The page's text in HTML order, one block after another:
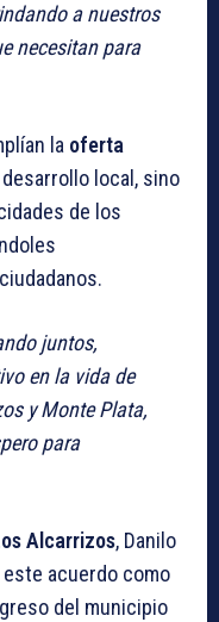
a nuestros
necesitan para
la oferta
local, sino
de los
juntos,
en la vida de
y Monte Plata,
para
Alcarrizos, Danilo
acuerdo como
del municipio